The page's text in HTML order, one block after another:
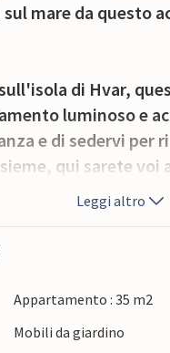
mare da questo
di Hvar,
luminoso e
e di sedervi per
qui sarete
giardino e
comune
Leggi altro
Appartamento : 35 m2
Mobili da giardino